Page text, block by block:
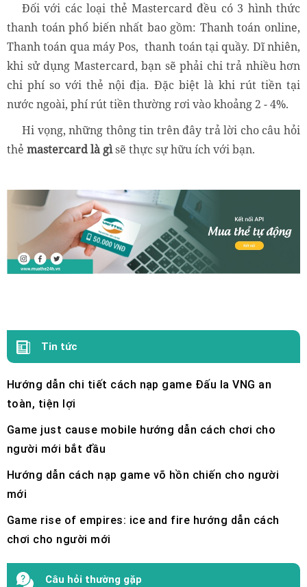
Đối với các loại thẻ Mastercard đều có 3 hình thức
thanh toán phổ biến nhất bao gồm: Thanh toán online,
Thanh toán qua máy Pos, thanh toán tại quầy. Dĩ nhiên,
khi sử dụng Mastercard, bạn sẽ phải chi trả nhiều hơn
chi phí so với thẻ nội địa. Đặc biệt là khi rút tiền tại
nước ngoài, phí rút tiền thường rơi vào khoảng 2 - 4%.
Hi vọng, những thông tin trên đây trả lời cho câu hỏi
thẻ mastercard là gìsẽ thực sự hữu ích với bạn.
Tin tức
Hướng dẫn chi tiết cách nạp game Đấu la VNG an
toàn, tiện lợi
Game just cause mobile hướng dẫn cách chơi cho
người mới bắt đầu
Hướng dẫn cách nạp game võ hồn chiến cho người
mới
Game rise of empires: ice and fire hướng dẫn cách
chơi cho người mới
Câu hỏi thường gặp